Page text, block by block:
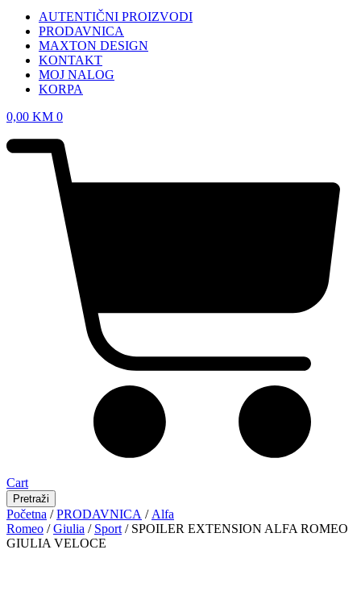
AUTENTIČNI PROIZVODI
PRODAVNICA
MAXTON DESIGN
KONTAKT
MOJ NALOG
KORPA
0,00 KM 0
Cart
Pretraži
Početna /PRODAVNICA / Alfa
Romeo /Giulia / Sport / SPOILER EXTENSION ALFA ROMEO
GIULIA VELOCE